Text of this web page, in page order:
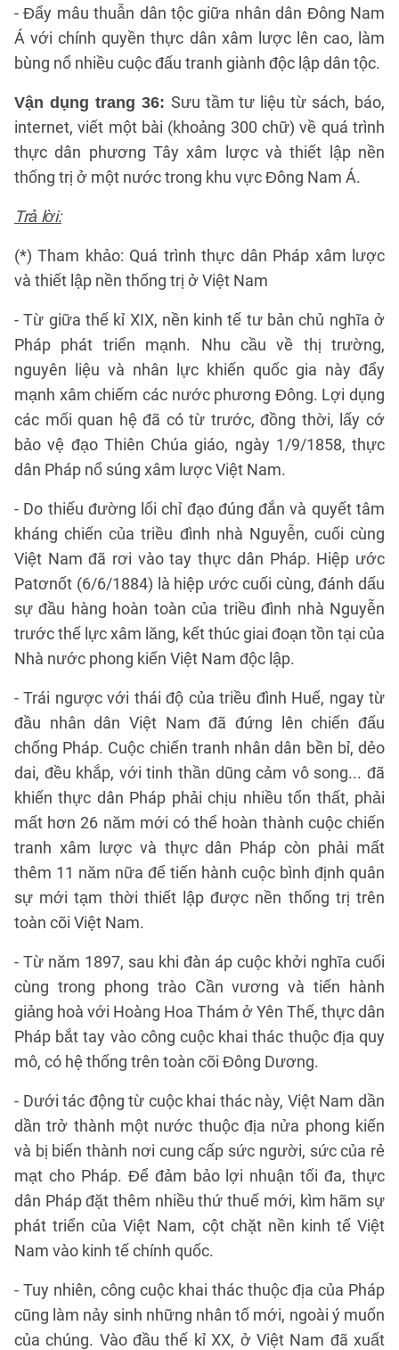
- Đẩy mâu thuẫn dân tộc giữa nhân dân Đông Nam
Á với chính quyền thực dân xâm lược lên cao, làm
bùng nổ nhiều cuộc đấu tranh giành độc lập dân tộc.
Vận dụng trang 36: Sưu tầm tư liệu từ sách, báo,
internet, viết một bài (khoảng 300 chữ) về quá trình
thực dân phương Tây xâm lược và thiết lập nền
thống trị ở một nước trong khu vực Đông Nam Á.
Trả lời:
(*) Tham khảo: Quá trình thực dân Pháp xâm lược
và thiết lập nền thống trị ở Việt Nam
- Từ giữa thế kỉ XIX, nền kinh tế tư bản chủ nghĩa ở
Pháp phát triển mạnh. Nhu cầu về thị trường,
nguyên liệu và nhân lực khiến quốc gia này đẩy
mạnh xâm chiếm các nước phương Đông. Lợi dụng
các mối quan hệ đã có từ trước, đồng thời, lấy cớ
bảo vệ đạo Thiên Chúa giáo, ngày 1/9/1858, thực
dân Pháp nổ súng xâm lược Việt Nam.
- Do thiếu đường lối chỉ đạo đúng đắn và quyết tâm
kháng chiến của triều đình nhà Nguyễn, cuối cùng
Việt Nam đã rơi vào tay thực dân Pháp. Hiệp ước
Patơnốt (6/6/1884) là hiệp ước cuối cùng, đánh dấu
sự đầu hàng hoàn toàn của triều đình nhà Nguyễn
trước thế lực xâm lăng, kết thúc giai đoạn tồn tại của
Nhà nước phong kiến Việt Nam độc lập.
- Trái ngược với thái độ của triều đình Huế, ngay từ
đầu nhân dân Việt Nam đã đứng lên chiến đấu
chống Pháp. Cuộc chiến tranh nhân dân bền bỉ, dẻo
dai, đều khắp, với tinh thần dũng cảm vô song... đã
khiến thực dân Pháp phải chịu nhiều tổn thất, phải
mất hơn 26 năm mới có thể hoàn thành cuộc chiến
tranh xâm lược và thực dân Pháp còn phải mất
thêm 11 năm nữa để tiến hành cuộc bình định quân
sự mới tạm thời thiết lập được nền thống trị trên
toàn cõi Việt Nam.
- Từ năm 1897, sau khi đàn áp cuộc khởi nghĩa cuối
cùng trong phong trào Cần vương và tiến hành
giảng hoà với Hoàng Hoa Thám ở Yên Thế, thực dân
Pháp bắt tay vào công cuộc khai thác thuộc địa quy
mô, có hệ thống trên toàn cõi Đông Dương.
- Dưới tác động từ cuộc khai thác này, Việt Nam dần
dần trở thành một nước thuộc địa nửa phong kiến
và bị biến thành nơi cung cấp sức người, sức của rẻ
mạt cho Pháp. Để đảm bảo lợi nhuận tối đa, thực
dân Pháp đặt thêm nhiều thứ thuế mới, kìm hãm sự
phát triển của Việt Nam, cột chặt nền kinh tế Việt
Nam vào kinh tế chính quốc.
- Tuy nhiên, công cuộc khai thác thuộc địa của Pháp
cũng làm nảy sinh những nhân tố mới, ngoài ý muốn
của chúng. Vào đầu thế kỉ XX, ở Việt Nam đã xuất